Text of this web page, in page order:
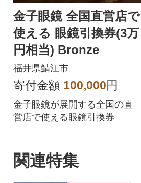
金子眼鏡 全国直営店で
使える 眼鏡引換券(3万
円相当) Bronze
福井県鯖江市
寄付金額 100,000円
金子眼鏡が展開する全国の直
営店で使える眼鏡引換券
関連特集